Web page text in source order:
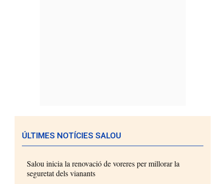
ÚLTIMES NOTÍCIES SALOU
Salou inicia la renovació de voreres per millorar la
seguretat dels vianants